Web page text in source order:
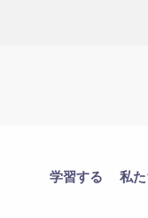
学習する 私